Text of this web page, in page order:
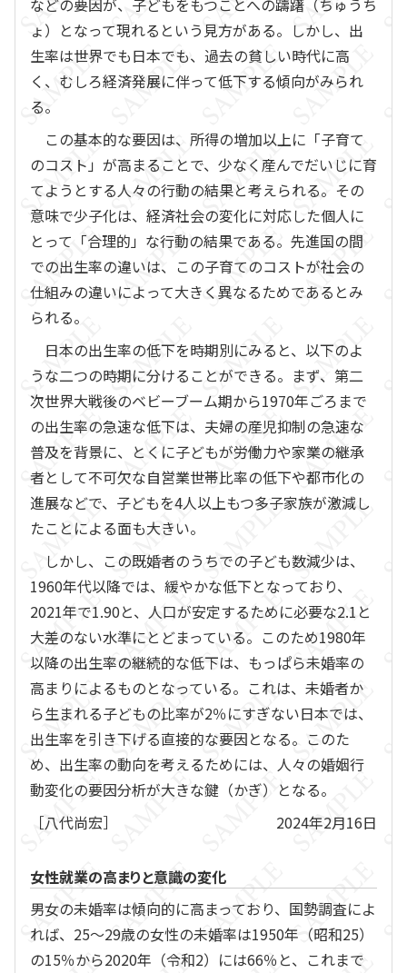
などの要因が、子どもをもつことへの躊躇（ちゅうち
ょ）となって現れるという見方がある。しかし、出
生率は世界でも日本でも、過去の貧しい時代に高
く、むしろ経済発展に伴って低下する傾向がみられ
る。
この基本的な要因は、所得の増加以上に「子育て
のコスト」が高まることで、少なく産んでだいじに育
てようとする人々の行動の結果と考えられる。その
意味で少子化は、経済社会の変化に対応した個人に
とって「合理的」な行動の結果である。先進国の間
での出生率の違いは、この子育てのコストが社会の
仕組みの違いによって大きく異なるためであるとみ
られる。
日本の出生率の低下を時期別にみると、以下のよ
うな二つの時期に分けることができる。まず、第二
次世界大戦後のベビーブーム期から1970年ごろまで
の出生率の急速な低下は、夫婦の産児抑制の急速な
普及を背景に、とくに子どもが労働力や家業の継承
者として不可欠な自営業世帯比率の低下や都市化の
進展などで、子どもを4人以上もつ多子家族が激減し
たことによる面も大きい。
しかし、この既婚者のうちでの子ども数減少は、
1960年代以降では、緩やかな低下となっており、
2021年で1.90と、人口が安定するために必要な2.1と
大差のない水準にとどまっている。このため1980年
以降の出生率の継続的な低下は、もっぱら未婚率の
高まりによるものとなっている。これは、未婚者か
ら生まれる子どもの比率が2％にすぎない日本では、
出生率を引き下げる直接的な要因となる。このた
め、出生率の動向を考えるためには、人々の婚姻行
動変化の要因分析が大きな鍵（かぎ）となる。
［八代尚宏］
2024年2月16日
女性就業の高まりと意識の変化
男女の未婚率は傾向的に高まっており、国勢調査によ
れば、25～29歳の女性の未婚率は1950年（昭和25）
の15％から2020年（令和2）には66％と、これまで